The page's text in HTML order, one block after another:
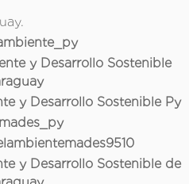
y Desarrollo Sostenible
y Desarrollo Sostenible Py
y Desarrollo Sostenible de